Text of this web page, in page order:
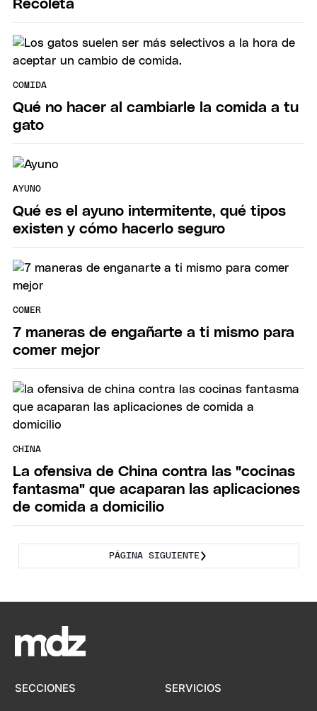
Recoleta
COMIDA
Qué no hacer al cambiarle la comida a tu
gato
AYUNO
Qué es el ayuno intermitente, qué tipos
existen y cómo hacerlo seguro
COMER
7 maneras de engañarte a ti mismo para
comer mejor
CHINA
La ofensiva de China contra las "cocinas
fantasma" que acaparan las aplicaciones
de comida a domicilio
PÁGINA SIGUIENTE
SECCIONES SERVICIOS